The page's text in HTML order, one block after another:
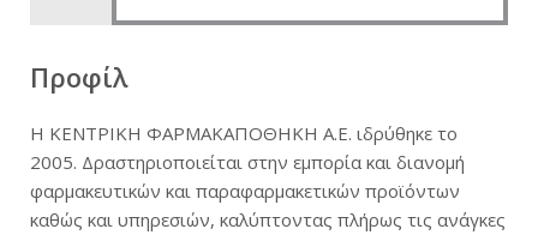
Νέα
Καριέρα
Προφίλ
Η ΚΕΝΤΡΙΚΗ ΦΑΡΜΑΚΑΠΟΘΗΚΗ Α.Ε. ιδρύθηκε το
2005. Δραστηριοποιείται στην εμπορία και διανομή
φαρμακευτικών και παραφαρμακετικών προϊόντων
καθώς και υπηρεσιών, καλύπτοντας πλήρως τις ανάγκες